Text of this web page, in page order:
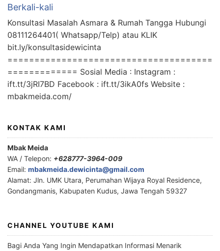
Berkali-kali
Konsultasi Masalah Asmara & Rumah Tangga Hubungi
08111264401( Whatsapp/Telp) atau KLIK
bit.ly/konsultasidewicinta
======================================
============= Sosial Media : Instagram :
ift.tt/3jRI7BD Facebook : ift.tt/3ikA0fs Website :
mbakmeida.com/
KONTAK KAMI
Mbak Meida
WA / Telepon: +628777-3964-009
Email: mbakmeida.dewicinta@gmail.com
Alamat: Jln. UMK Utara, Perumahan Wijaya Royal Residence,
Gondangmanis, Kabupaten Kudus, Jawa Tengah 59327
CHANNEL YOUTUBE KAMI
Bagi Anda Yang Ingin Mendapatkan Informasi Menarik